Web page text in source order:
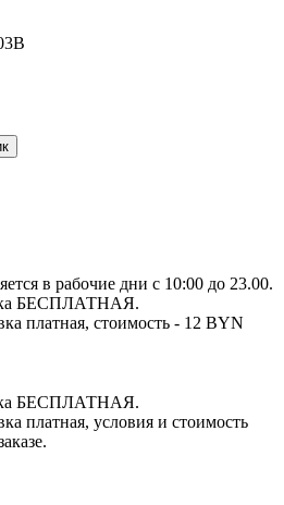
в рабочие дни с 10:00 до 23.00.
БЕСПЛАТНАЯ.
платная, стоимость - 12 BYN
БЕСПЛАТНАЯ.
платная, условия и стоимость